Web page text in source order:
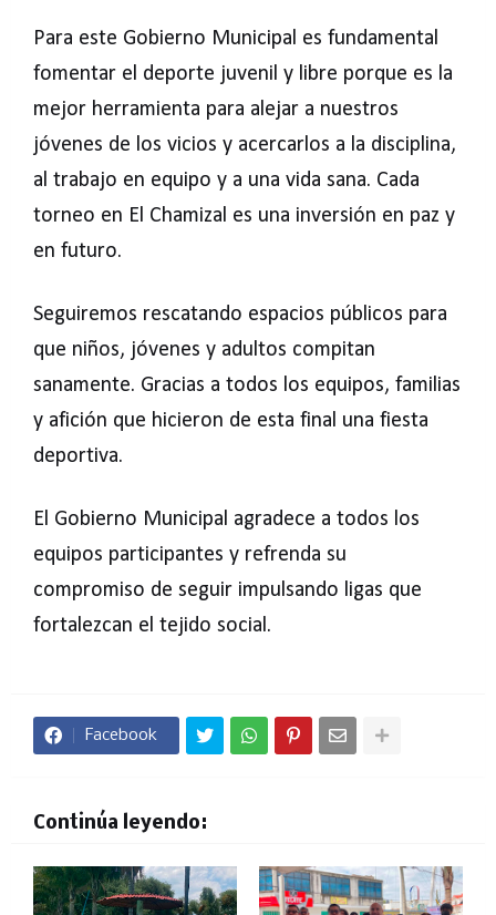
Para este Gobierno Municipal es fundamental
fomentar el deporte juvenil y libre porque es la
mejor herramienta para alejar a nuestros
jóvenes de los vicios y acercarlos a la disciplina,
al trabajo en equipo y a una vida sana. Cada
torneo en El Chamizal es una inversión en paz y
en futuro.
Seguiremos rescatando espacios públicos para
que niños, jóvenes y adultos compitan
sanamente. Gracias a todos los equipos, familias
y afición que hicieron de esta final una fiesta
deportiva.
El Gobierno Municipal agradece a todos los
equipos participantes y refrenda su
compromiso de seguir impulsando ligas que
fortalezcan el tejido social.
Facebook
Continúa leyendo: